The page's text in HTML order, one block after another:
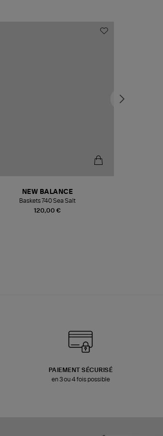
120,00 €
NEW BALANCE
Baskets 740 Sea Salt
PAIEMENT SÉCURISÉ
en 3 ou 4 fois possible